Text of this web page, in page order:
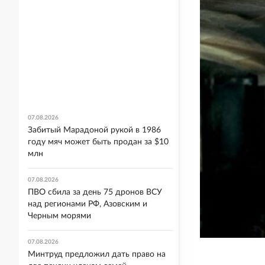
07.08.2026
Забитый Марадоной рукой в 1986
году мяч может быть продан за $10
млн
07.08.2026
ПВО сбила за день 75 дронов ВСУ
над регионами РФ, Азовским и
Черным морями
07.08.2026
Минтруд предложил дать право на